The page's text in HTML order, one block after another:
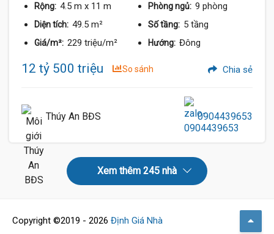
Rộng: 4.5 m x 11 m Phòng ngủ: 9 phòng
Diện tích: 49.5 m² Số tầng: 5 tầng
Giá/m²: 229 triệu/m² Hướng: Đông
12 tỷ 500 triệu So sánh Chia sẻ
Thúy An BĐS 0904439653
Xem thêm 245 nhà
Copyright ©2019 - 2026 Định Giá Nhà